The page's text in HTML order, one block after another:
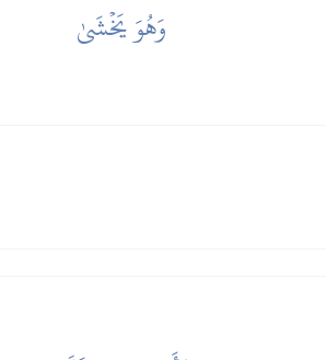
وَهُوَ يَخۡشَىٰ